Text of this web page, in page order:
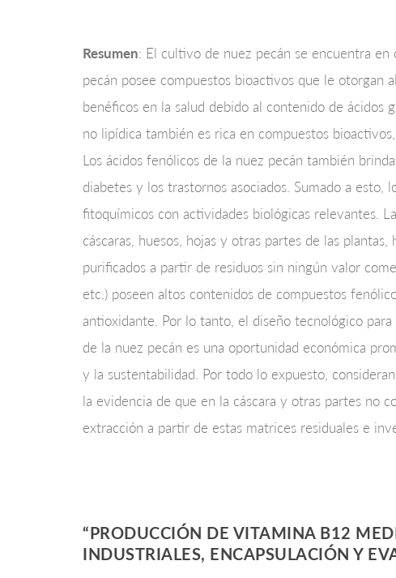
Resumen: El cultivo de nuez pecán se encuentra
pecán posee compuestos bioactivos que le
benéficos en la salud debido al contenido de
no lipídica también es rica en compuestos
Los ácidos fenólicos de la nuez pecán también
diabetes y los trastornos asociados. Sumado a
fitoquímicos con actividades biológicas relevantes.
cáscaras, huesos, hojas y otras partes de las
purificados a partir de residuos sin ningún valor
etc.) poseen altos contenidos de compuestos
antioxidante. Por lo tanto, el diseño tecnológico
de la nuez pecán es una oportunidad económica
y la sustentabilidad. Por todo lo expuesto,
la evidencia de que en la cáscara y otras partes no
extracción a partir de estas matrices residuales e
“PRODUCCIÓN DE VITAMINA B12
INDUSTRIALES, ENCAPSULACIÓN Y